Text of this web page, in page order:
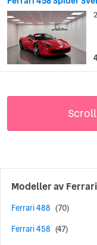
Modeller av Ferrari
Ferrari 488 (70)
Ferrari 458 (47)